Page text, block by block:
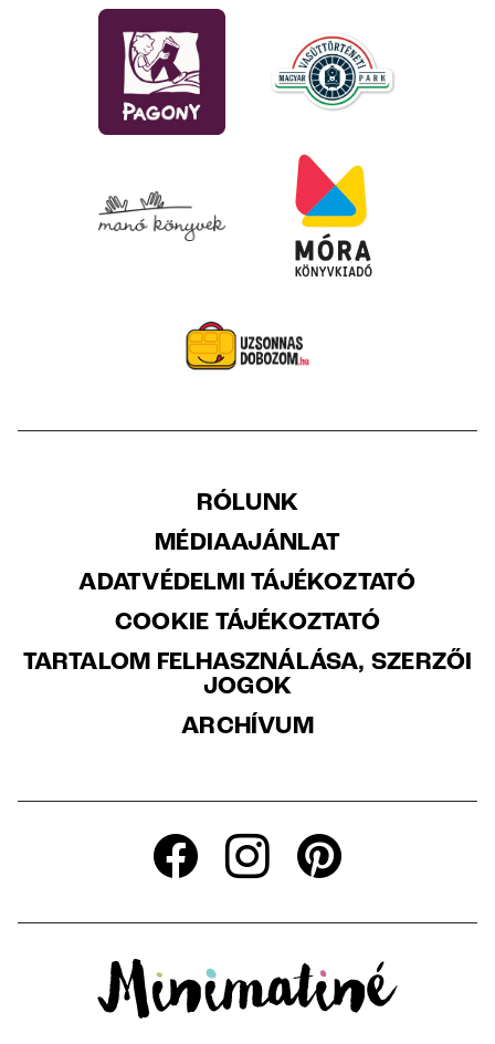
RÓLUNK
MÉDIAAJÁNLAT
ADATVÉDELMI TÁJÉKOZTATÓ
COOKIE TÁJÉKOZTATÓ
TARTALOM FELHASZNÁLÁSA, SZERZŐI
JOGOK
ARCHÍVUM